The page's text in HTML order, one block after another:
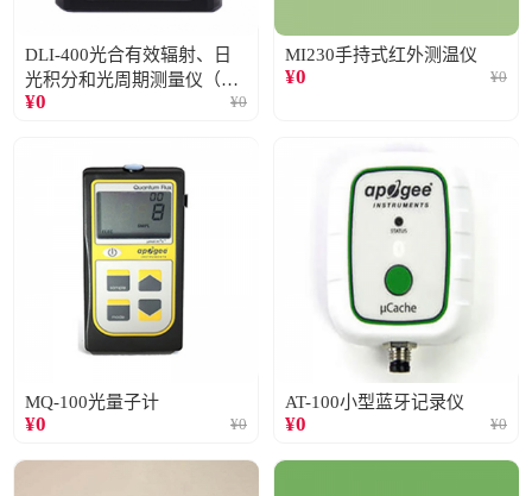
DLI-400光合有效辐射、日
光积分和光周期测量仪（仅
阳光）
¥0 ¥0
MI230手持式红外测温仪
¥0 ¥0
MQ-100光量子计
¥0 ¥0
AT-100小型蓝牙记录仪
¥0 ¥0